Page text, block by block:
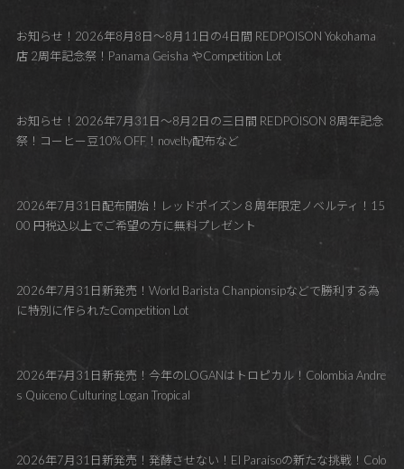
お知らせ！2026年8月8日～8月11日の4日間 REDPOISON Yokohama
店 2周年記念祭！Panama Geisha やCompetition Lot
お知らせ！2026年7月31日～8月2日の三日間 REDPOISON 8周年記念
祭！コーヒー豆10% OFF！novelty配布など
2026年7月31日配布開始！レッドポイズン８周年限定ノベルティ！15
00 円税込以上でご希望の方に無料プレゼント
2026年7月31日新発売！World Barista Chanpionsipなどで勝利する為
に特別に作られたCompetition Lot
2026年7月31日新発売！今年のLOGANはトロピカル！Colombia Andre
s Quiceno Culturing Logan Tropical
2026年7月31日新発売！発酵させない！El Paraísoの新たな挑戦！Colo